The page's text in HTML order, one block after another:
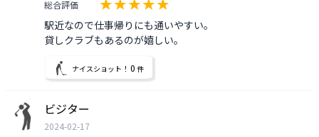
総合評価
駅近なので仕事帰りにも通いやすい。
貸しクラブもあるのが嬉しい。
ナイスショット！ 0 件
ビジター
2024-02-17